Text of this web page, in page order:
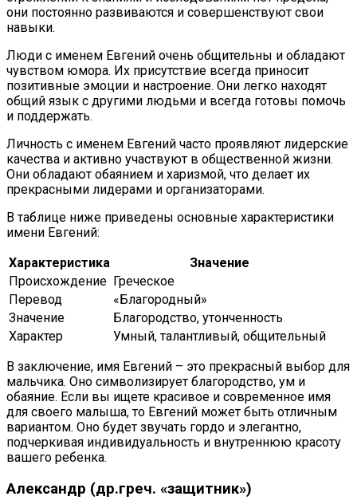
они постоянно развиваются и совершенствуют свои
навыки.
Люди с именем Евгений очень общительны и обладают
чувством юмора. Их присутствие всегда приносит
позитивные эмоции и настроение. Они легко находят
общий язык с другими людьми и всегда готовы помочь
и поддержать.
Личность с именем Евгений часто проявляют лидерские
качества и активно участвуют в общественной жизни.
Они обладают обаянием и харизмой, что делает их
прекрасными лидерами и организаторами.
В таблице ниже приведены основные характеристики
имени Евгений:
Характеристика
Значение
Происхождение Греческое
Перевод
«Благородный»
Значение
Благородство, утонченность
Характер
Умный, талантливый, общительный
В заключение, имя Евгений – это прекрасный выбор для
мальчика. Оно символизирует благородство, ум и
обаяние. Если вы ищете красивое и современное имя
для своего малыша, то Евгений может быть отличным
вариантом. Оно будет звучать гордо и элегантно,
подчеркивая индивидуальность и внутреннюю красоту
вашего ребенка.
Александр (др.греч. «защитник»)